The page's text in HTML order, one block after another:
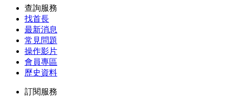
查詢服務
找首長
最新消息
常見問題
操作影片
會員專區
歷史資料
訂閱服務